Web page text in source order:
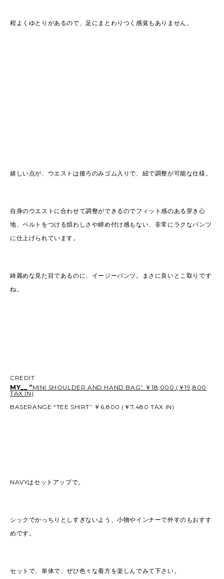
程よくゆとりがあるので、足にまとわりつく感覚もありません。
嬉しい点が、ウエストは後ろのみゴム入りで、紐で調整が可能な仕様。
自身のウエストに合わせて調整ができるのでフィット感のある穿き心
地、ベルトをつける煩わしさや締め付け感もない、非常にラクなパンツ
に仕上げられています。
綺麗めな見た目であるのに、イージーパンツ。まさに良いとこ取りです
ね。
CREDIT
MY__ “MINI SHOULDER AND HAND BAG” ￥18,000 (￥19,800
TAX IN)
BASERANGE “TEE SHIRT” ￥6,800 (￥7,480 TAX IN)
NAVYはセットアップで。
シックでかっちりとしすぎないよう、小物やインナーで外すのもおすす
めです。
セットで、単体で、ぜひ色々な着方を楽しんでみて下さい。